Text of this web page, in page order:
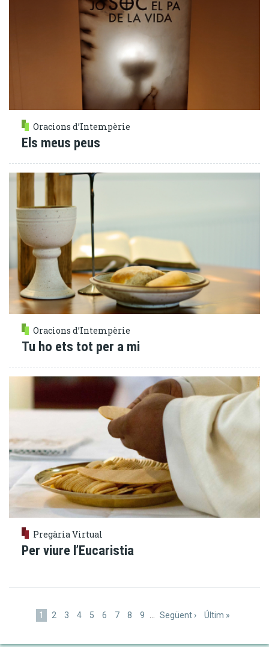
Oracions d’Intempèrie
Els meus peus
Oracions d’Intempèrie
Tu ho ets tot per a mi
Pregària Virtual
Per viure l’Eucaristia
Pàgina
1 Pàgina
2 Pàgina
3 Pàgina
4 Pàgina
5 Pàgina
6 Pàgina
7 Pàgina
8 Pàgina
9
Pàgina
Següent ›
Última
Últim »